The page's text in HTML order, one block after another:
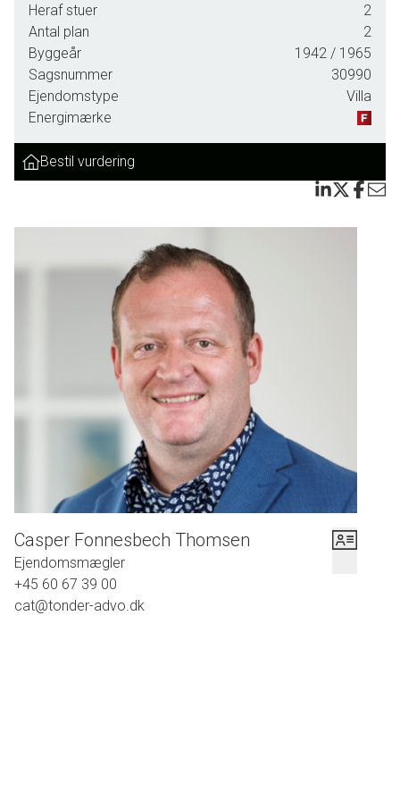
Heraf stuer
2
Antal plan
2
Byggeår
1942 / 1965
Sagsnummer
30990
Ejendomstype
Villa
Energimærke
Bestil vurdering
Casper Fonnesbech Thomsen
Ejendomsmægler
+45 60 67 39 00
cat@tonder-advo.dk